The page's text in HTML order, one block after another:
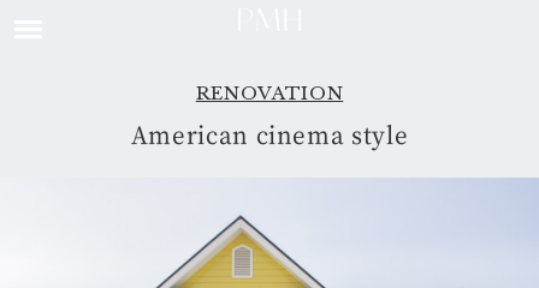
RENOVATION
American cinema style